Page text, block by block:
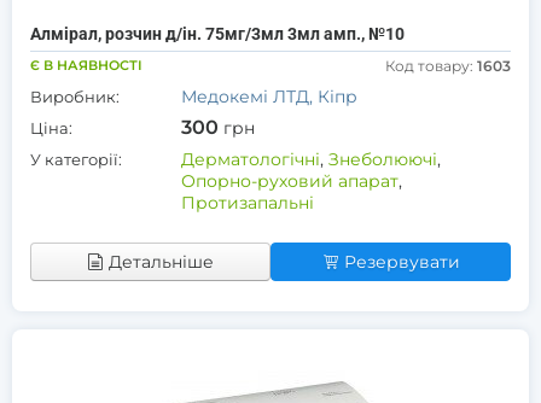
Алмірал, розчин д/ін. 75мг/3мл 3мл амп., №10
Є В НАЯВНОСТІ Код товару: 1603
Виробник: Медокемі ЛТД, Кіпр
Ціна: 300 грн
У категорії: Дерматологічні, Знеболюючі,
Опорно-руховий апарат,
Протизапальні
Детальніше Резервувати